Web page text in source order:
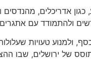
אדריכלים, מהנדסים
ולהתמודד עם אתגרים
וכסף, ולמנוע טעויות
של ירושלים, שבו